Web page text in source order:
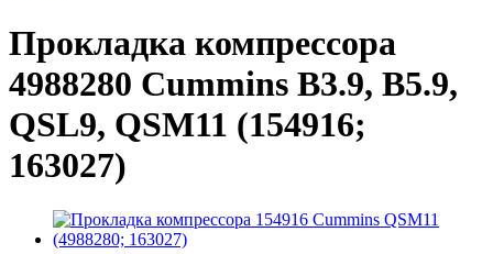
Прокладка компрессора
4988280 Cummins B3.9, B5.9,
QSL9, QSM11 (154916;
163027)